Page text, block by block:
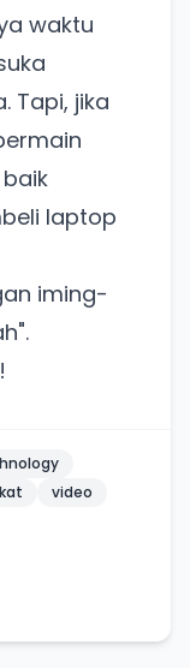
waktu
Tapi, jika
laptop
iming-
video
coba
BulkFame
baik.
tetap bisa